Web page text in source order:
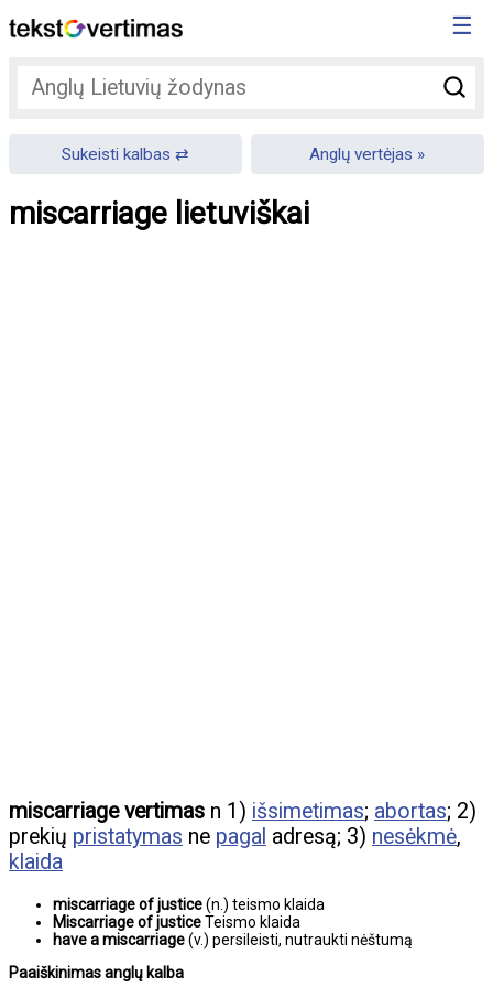
☰
Sukeisti kalbas Anglų vertėjas
miscarriage lietuviškai
miscarriage vertimas n 1) išsimetimas; abortas; 2)
prekių pristatymas ne pagal adresą; 3) nesėkmė,
klaida
miscarriage of justice(n.) teismo klaida
Miscarriage of justiceTeismo klaida
have a miscarriage(v.) persileisti, nutraukti nėštumą
Paaiškinimas anglų kalba